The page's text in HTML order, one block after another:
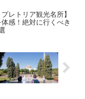
レトリア観光名所】
感！絶対に行くべき